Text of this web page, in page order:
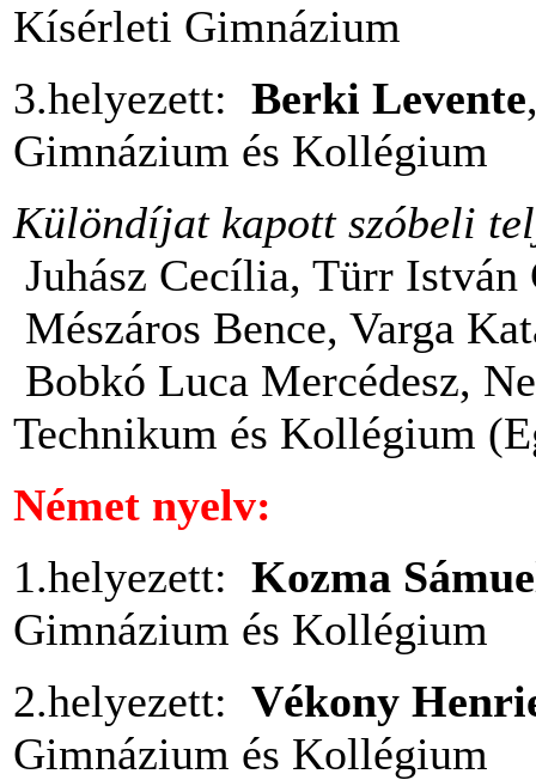
Kísérleti Gimnázium
3.helyezett: Berki Levente
Gimnázium és Kollégium
Különdíjat kapott szóbeli
Juhász Cecília, Türr
Mészáros Bence, Varga
Bobkó Luca Mercédesz,
Technikum és Kollégium
Német nyelv:
1.helyezett: Kozma
Gimnázium és Kollégium
2.helyezett: Vékony
Gimnázium és Kollégium